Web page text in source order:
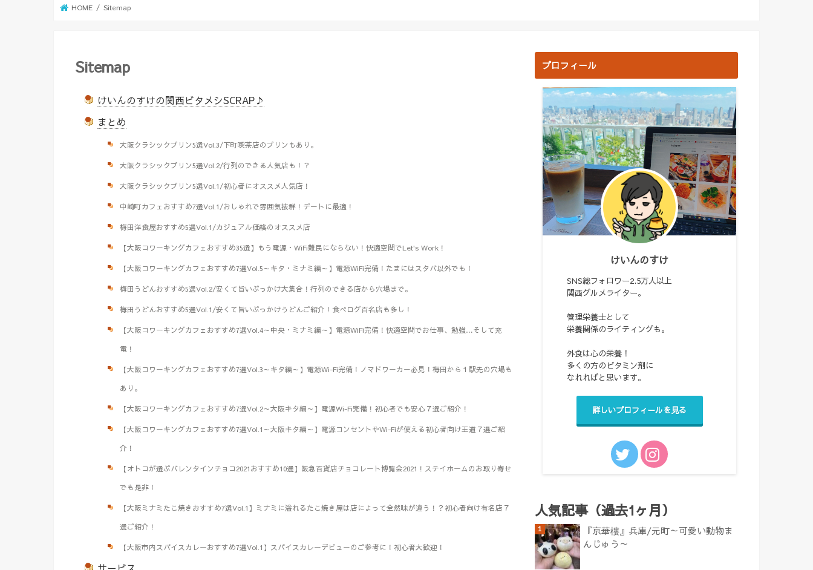
HOME Sitemap
Sitemap
けいんのすけの関西ビタメシSCRAP♪
まとめ
大阪クラシックプリン5選Vol.3/下町喫茶店のプリンもあり。
大阪クラシックプリン5選Vol.2/行列のできる人気店も！？
大阪クラシックプリン5選Vol.1/初心者にオススメ人気店！
中崎町カフェおすすめ7選Vol.1/おしゃれで雰囲気抜群！デートに最適！
梅田洋食屋おすすめ5選Vol.1/カジュアル価格のオススメ店
【大阪コワーキングカフェおすすめ35選】もう電源・WiFi難民にならない！快適空間でLet's Work！
【大阪コワーキングカフェおすすめ7選Vol.5～キタ・ミナミ編～】電源WiFi完備！たまにはスタバ以外でも！
梅田うどんおすすめ5選Vol.2/安くて旨いぶっかけ大集合！行列のできる店から穴場まで。
梅田うどんおすすめ5選Vol.1/安くて旨いぶっかけうどんご紹介！食べログ百名店も多し！
【大阪コワーキングカフェおすすめ7選Vol.4～中央・ミナミ編～】電源WiFi完備！快適空間でお仕事、勉強…そして充
電！
【大阪コワーキングカフェおすすめ7選Vol.3～キタ編～】電源Wi-Fi完備！ノマドワーカー必見！梅田から１駅先の穴場も
あり。
【大阪コワーキングカフェおすすめ7選Vol.2～大阪キタ編～】電源Wi-Fi完備！初心者でも安心７選ご紹介！
【大阪コワーキングカフェおすすめ7選Vol.1～大阪キタ編～】電源コンセントやWi-Fiが使える初心者向け王道７選ご紹
介！
【オトコが選ぶバレンタインチョコ2021おすすめ10選】阪急百貨店チョコレート博覧会2021！ステイホームのお取り寄せ
でも是非！
【大阪ミナミたこ焼きおすすめ7選Vol.1】ミナミに溢れるたこ焼き屋は店によって全然味が違う！？初心者向け有名店７
選ご紹介！
【大阪市内スパイスカレーおすすめ7選Vol.1】スパイスカレーデビューのご参考に！初心者大歓迎！
プロフィール
けいんのすけ
SNS総フォロワー2.5万人以上
関西グルメライター。
管理栄養士として
栄養関係のライティングも。
外食は心の栄養！
多くの方のビタミン剤に
なれればと思います。
詳しいプロフィールを見る
人気記事（過去1ヶ月）
『京華樓』兵庫/元町～可愛い動物ま
んじゅう～